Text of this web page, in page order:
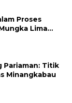
Proses
Lima
Pariaman: Titik
Minangkabau